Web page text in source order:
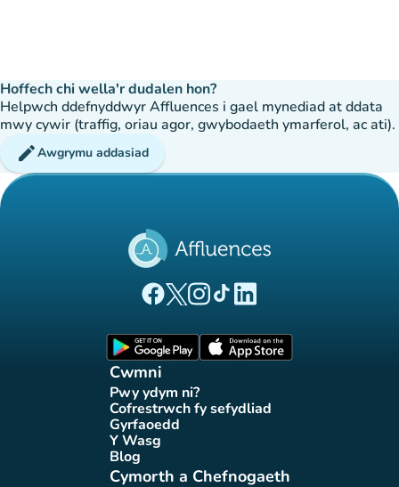
Hoffech chi wella'r dudalen hon?
Helpwch ddefnyddwyr Affluences i gael mynediad at ddata
mwy cywir (traffig, oriau agor, gwybodaeth ymarferol, ac ati).
editAwgrymu addasiad
(tab newydd)
(tab newydd)
(tab newydd)
(tab newydd)
(tab newydd)
Cwmni
Pwy ydym ni?
(tab newydd)
Cofrestrwch fy sefydliad
(tab newydd)
Gyrfaoedd(tab newydd)
Y Wasg(tab newydd)
Blog(tab newydd)
Cymorth a Chefnogaeth